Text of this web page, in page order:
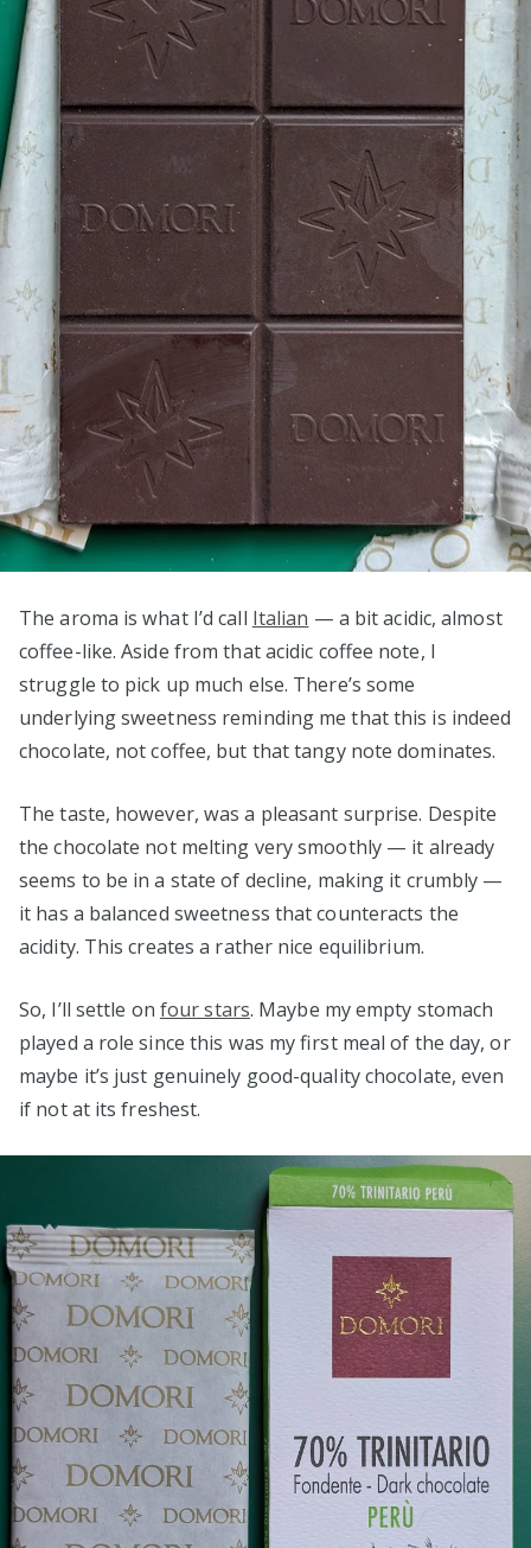
The aroma is what I’d call Italian — a bit acidic, almost
coffee-like. Aside from that acidic coffee note, I
struggle to pick up much else. There’s some
underlying sweetness reminding me that this is indeed
chocolate, not coffee, but that tangy note dominates.
The taste, however, was a pleasant surprise. Despite
the chocolate not melting very smoothly — it already
seems to be in a state of decline, making it crumbly —
it has a balanced sweetness that counteracts the
acidity. This creates a rather nice equilibrium.
So, I’ll settle on four stars. Maybe my empty stomach
played a role since this was my first meal of the day, or
maybe it’s just genuinely good-quality chocolate, even
if not at its freshest.